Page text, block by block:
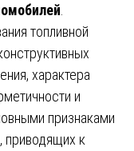
топливной
характера
и
признаками
приводящих к